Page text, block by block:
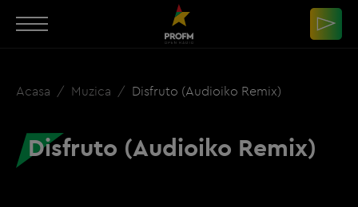
Acasa Muzica Disfruto (Audioiko Remix)
Disfruto (Audioiko Remix)